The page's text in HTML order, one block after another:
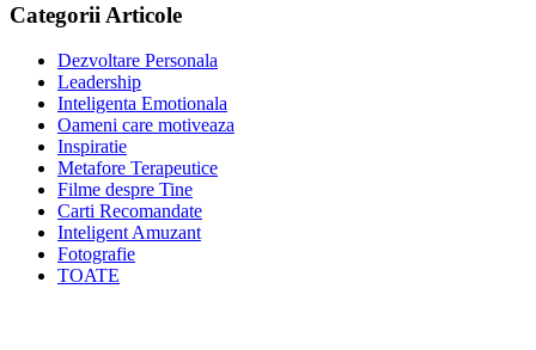
Categorii Articole
Dezvoltare Personala
Leadership
Inteligenta Emotionala
Oameni care motiveaza
Inspiratie
Metafore Terapeutice
Filme despre Tine
Carti Recomandate
Inteligent Amuzant
Fotografie
TOATE